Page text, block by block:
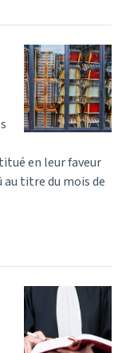
en leur faveur
au titre du mois de